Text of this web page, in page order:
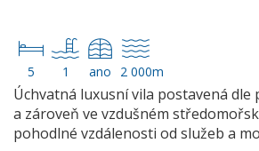
5 1 ano 2 000m
Úchvatná luxusní vila postavená dle
a zároveň ve vzdušném
pohodlné vzdálenosti od služeb a